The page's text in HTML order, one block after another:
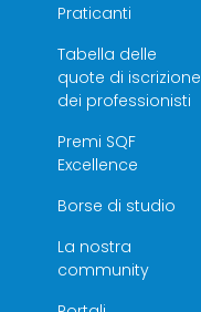
Praticanti
Tabella delle
quote di iscrizione
dei professionisti
Premi SQF
Excellence
Borse di studio
La nostra
community